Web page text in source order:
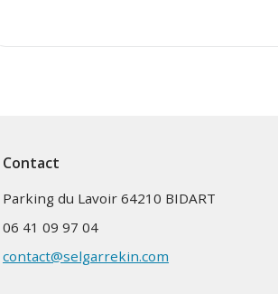
Contact
Parking du Lavoir 64210 BIDART
06 41 09 97 04
contact@selgarrekin.com